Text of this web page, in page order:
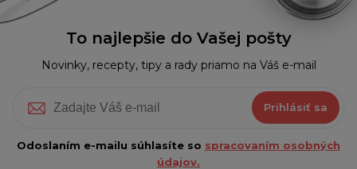
To najlepšie do Vašej pošty
Novinky, recepty, tipy a rady priamo na Váš e-mail
Prihlásiť sa
Odoslaním e-mailu súhlasíte so spracovaním osobných
údajov.